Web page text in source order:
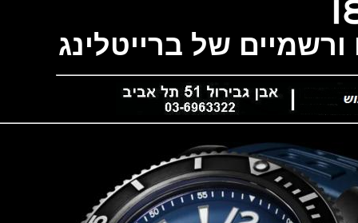
של ברייטלינג